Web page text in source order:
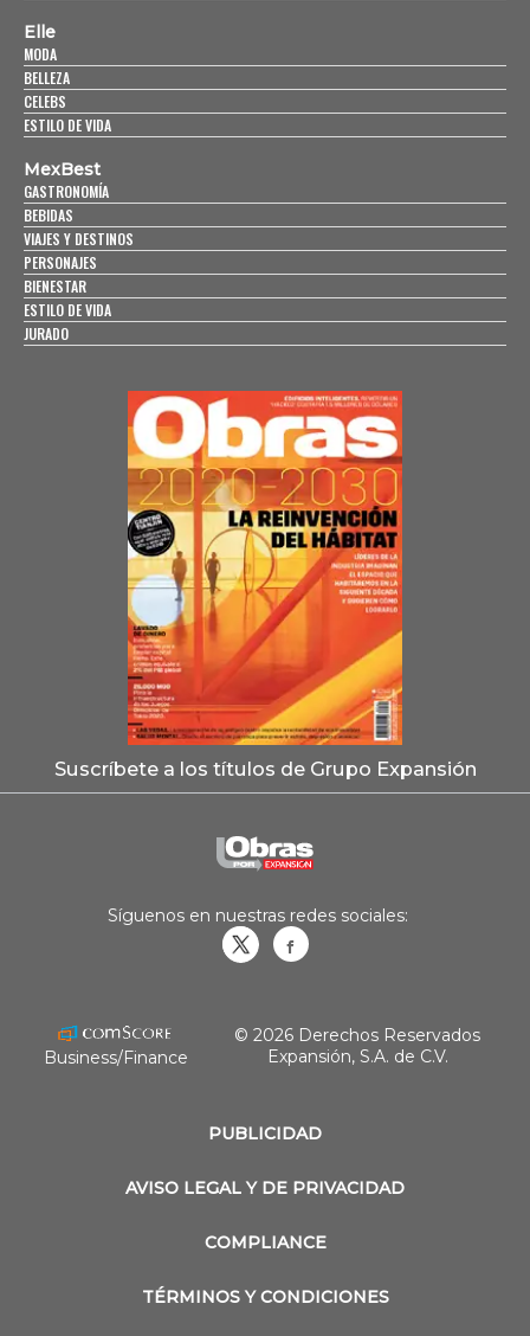
Elle
MODA
BELLEZA
CELEBS
ESTILO DE VIDA
MexBest
GASTRONOMÍA
BEBIDAS
VIAJES Y DESTINOS
PERSONAJES
BIENESTAR
ESTILO DE VIDA
JURADO
Suscríbete a los títulos de Grupo Expansión
PUBLICIDAD
AVISO LEGAL Y DE PRIVACIDAD
COMPLIANCE
TÉRMINOS Y CONDICIONES
Síguenos en nuestras redes sociales:
Business/Finance
© 2026 Derechos Reservados
Expansión, S.A. de C.V.